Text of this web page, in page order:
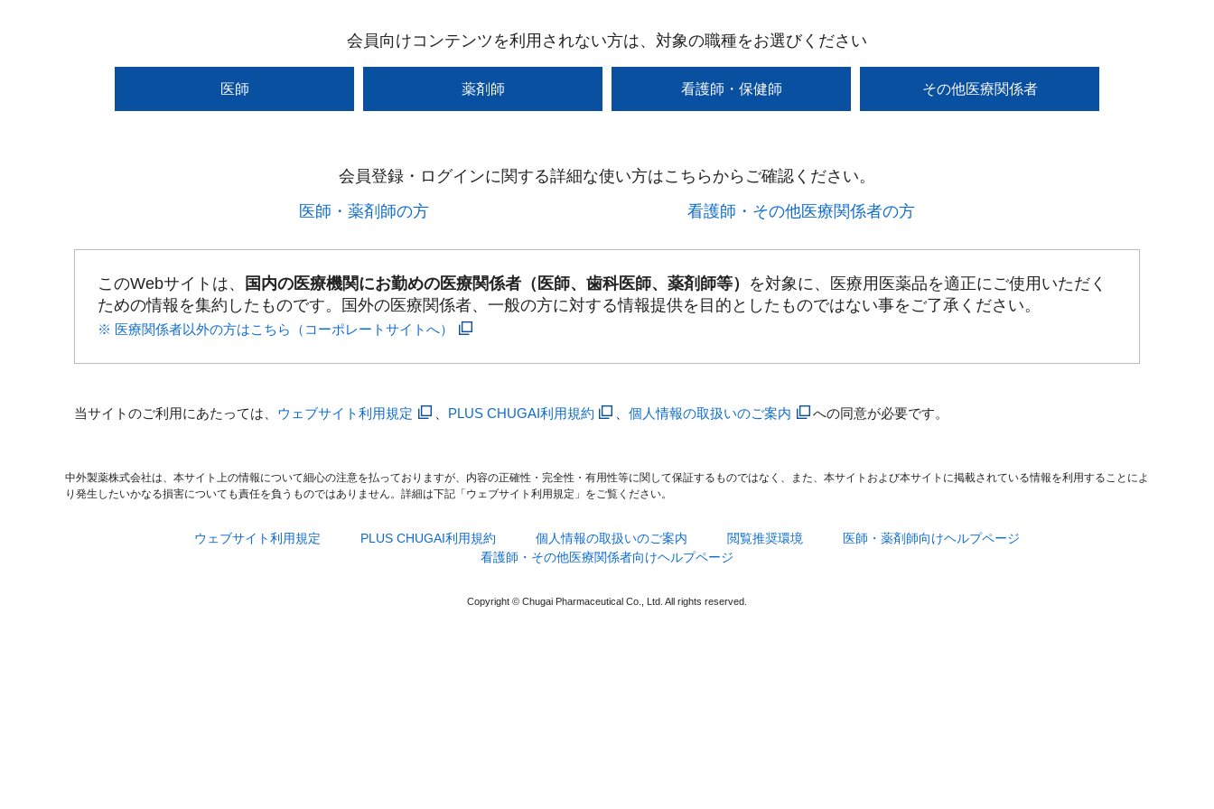
会員向けコンテンツを利用されない方は、対象の職種をお選びください
医師 薬剤師 看護師・保健師 その他医療関係者
会員登録・ログインに関する詳細な使い方はこちらからご確認ください。​
医師・薬剤師の方​
看護師・その他医療関係者の方​
このWebサイトは、 国内の医療機関にお勤めの医療関係者（医師、歯科医師、薬剤師等） を対象に、医療用医薬品を適正にご使用いただく
ための情報を集約したものです。国外の医療関係者、一般の方に対する情報提供を目的としたものではない事をご了承ください。
※ 医療関係者以外の方はこちら（コーポレートサイトへ）
当サイトのご利用にあたっては、 ウェブサイト利用規定 PLUS CHUGAI利用規約 、個人情報の取扱いのご案内 への同意が必要です。
中外製薬株式会社は、本サイト上の情報について細心の注意を払っておりますが、内容の正確性・完全性・有用性等に関して保証するものではなく、また、本サイトおよび本サイトに掲載されている情報を利用することによ
り発生したいかなる損害についても責任を負うものではありません。詳細は下記「ウェブサイト利用規定」をご覧ください。
ウェブサイト利用規定 PLUS CHUGAI利用規約 個人情報の取扱いのご案内 閲覧推奨環境
医師・薬剤師向けヘルプページ
看護師・その他医療関係者向けヘルプページ
Copyright © Chugai Pharmaceutical Co., Ltd. All rights reserved.